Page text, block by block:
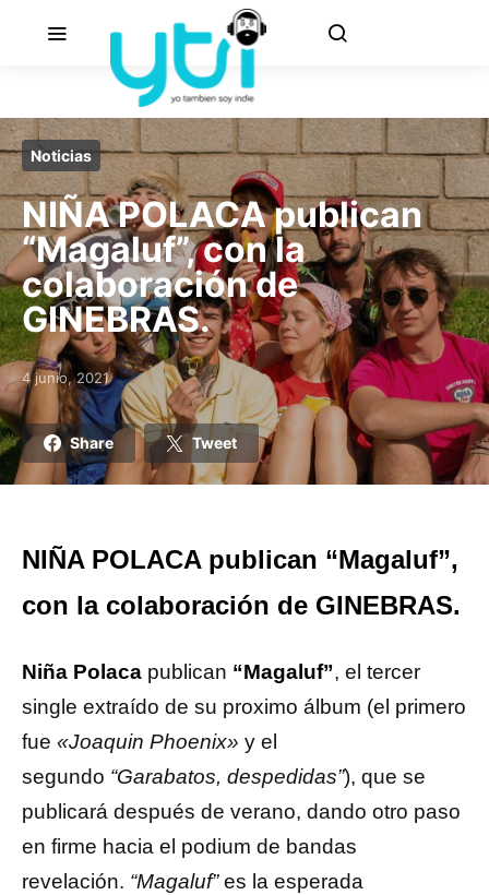
Noticias
NIÑA POLACA publican
“Magaluf”, con la
colaboración de
GINEBRAS.
Posted on
4 junio, 2021
Share Tweet
NIÑA POLACA publican “Magaluf”,
con la colaboración de GINEBRAS.
Niña Polaca publican “Magaluf”, el tercer
single extraído de su proximo álbum (el primero
fue «Joaquin Phoenix» y el
segundo “Garabatos, despedidas”), que se
publicará después de verano, dando otro paso
en firme hacia el podium de bandas
revelación. “Magaluf”es la esperada